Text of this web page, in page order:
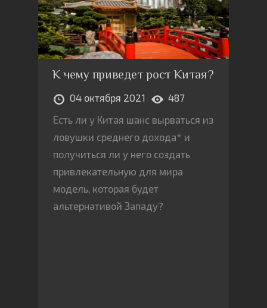
К чему приведет рост Китая?
04 октября 2021
487
Есть ли у Китая шанс вырваться из
ловушки среднего дохода* и
получиться ли у него создать
привлекательную для мира
модель, которая будет
альтернативой Западу?